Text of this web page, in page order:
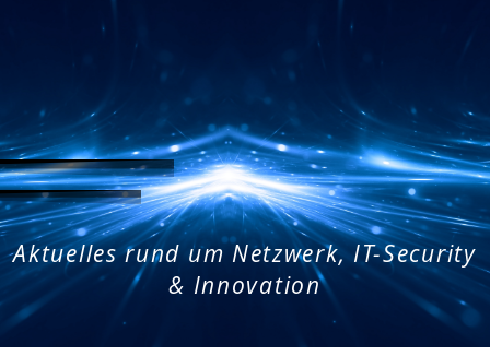
Aktuelles rund um Netzwerk, IT-Security
& Innovation